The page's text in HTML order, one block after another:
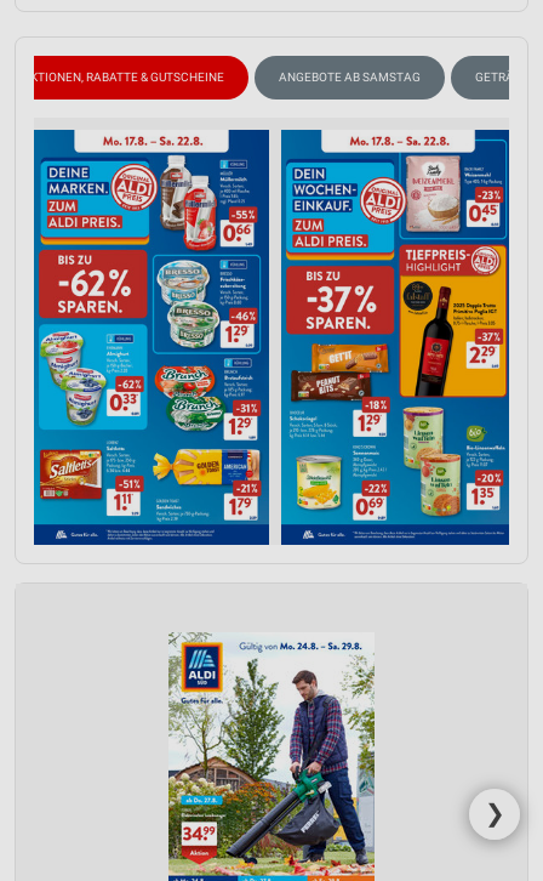
AKTIONEN, RABATTE & GUTSCHEINE ANGEBOTE AB SAMSTAG GETRÄNKE
❯
Geräte anhand von aktiv angeforderten
Nicht-IAB-Verarbeitungszwecke:
Notwendig
Performance
Funktional
Werbung